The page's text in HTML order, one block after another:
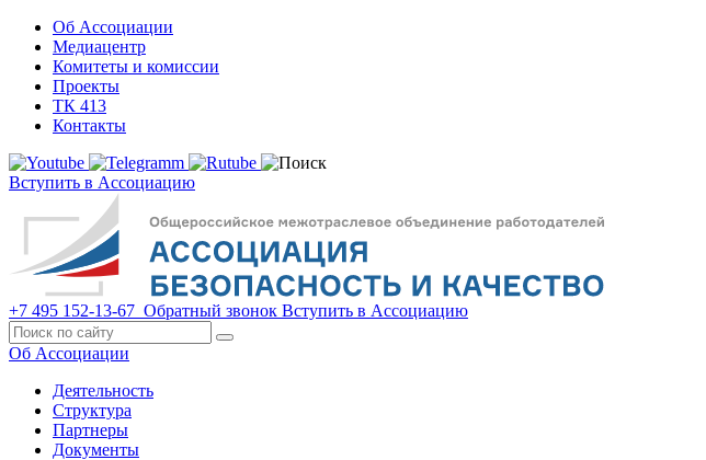
Об Ассоциации
Медиацентр
Комитеты и комиссии
Проекты
ТК 413
Контакты
Вступить в Ассоциацию
+7 495 152-13-67 Обратный звонок Вступить в Ассоциацию
Об Ассоциации
Деятельность
Структура
Партнеры
Документы